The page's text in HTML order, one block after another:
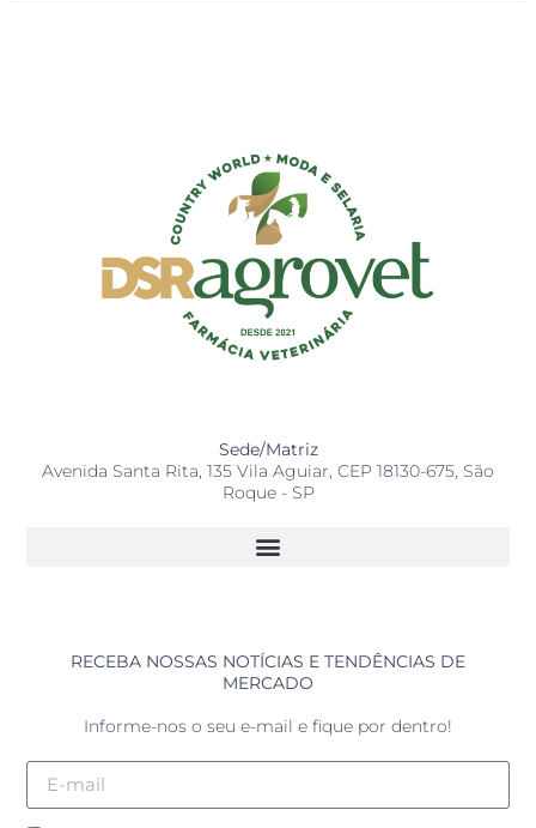
Sede/Matriz
Avenida Santa Rita, 135 Vila Aguiar, CEP 18130-675, São
Roque - SP
RECEBA NOSSAS NOTÍCIAS E TENDÊNCIAS DE
MERCADO
Informe-nos o seu e-mail e fique por dentro!